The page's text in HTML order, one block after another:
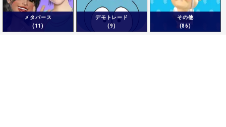
メタバース
(11)
デモトレード
(9)
その他
(86)